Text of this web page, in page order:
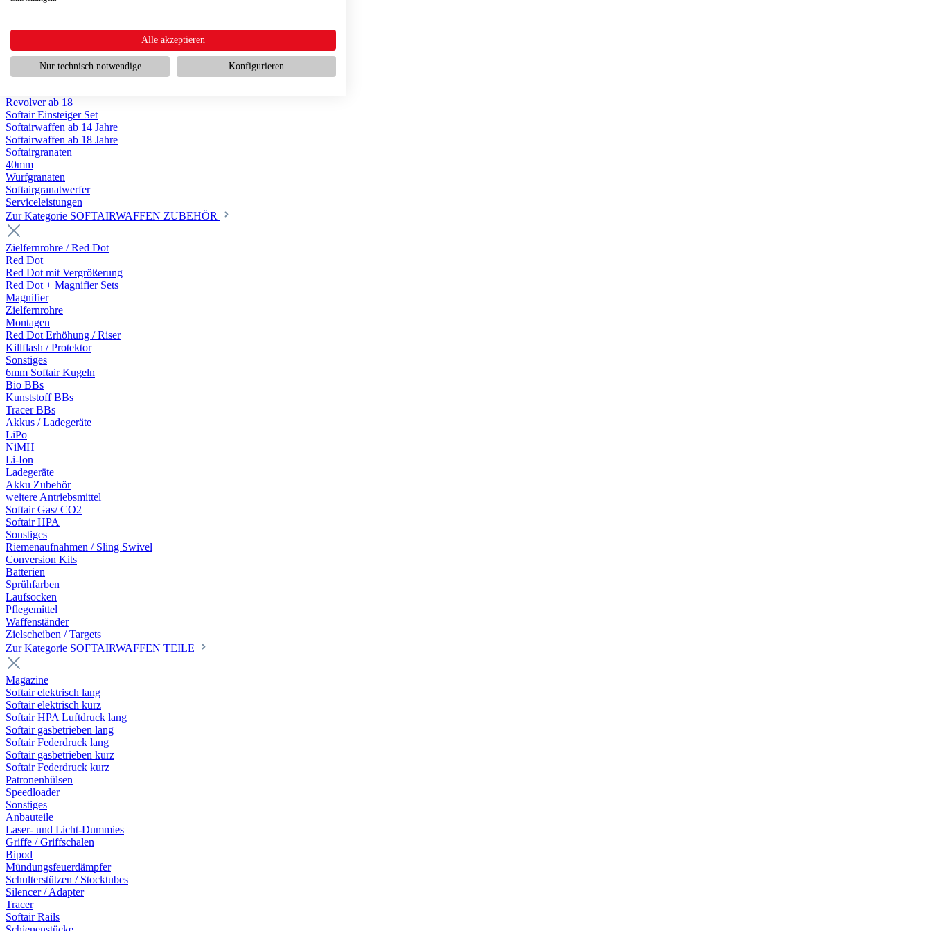
Scharfschützengewehr ab 18
Softair Pistolen
Softair Pistolen elektrisch ab 14
Softair Pistolen Federdruck ab 14
Softair Pistolen HPA Luftdruck ab 18
Revolver ab 18
Softair Einsteiger Set
Softairwaffen ab 14 Jahre
Softairwaffen ab 18 Jahre
Softairgranaten
40mm
Wurfgranaten
Softairgranatwerfer
Serviceleistungen
Zur Kategorie SOFTAIRWAFFEN ZUBEHÖR
Zielfernrohre / Red Dot
Red Dot
Red Dot mit Vergrößerung
Red Dot + Magnifier Sets
Magnifier
Zielfernrohre
Montagen
Red Dot Erhöhung / Riser
Killflash / Protektor
Sonstiges
6mm Softair Kugeln
Bio BBs
Kunststoff BBs
Tracer BBs
Akkus / Ladegeräte
LiPo
NiMH
Li-Ion
Ladegeräte
Akku Zubehör
weitere Antriebsmittel
Softair Gas/ CO2
Softair HPA
Sonstiges
Riemenaufnahmen / Sling Swivel
Conversion Kits
Batterien
Sprühfarben
Laufsocken
Pflegemittel
Waffenständer
Zielscheiben / Targets
Zur Kategorie SOFTAIRWAFFEN TEILE
Magazine
Softair elektrisch lang
Softair elektrisch kurz
Softair HPA Luftdruck lang
Softair gasbetrieben lang
Softair Federdruck lang
Softair gasbetrieben kurz
Softair Federdruck kurz
Patronenhülsen
Speedloader
Sonstiges
Anbauteile
Laser- und Licht-Dummies
Griffe / Griffschalen
Bipod
Mündungsfeuerdämpfer
Schulterstützen / Stocktubes
Silencer / Adapter
Tracer
Softair Rails
Alle akzeptieren
Nur technisch notwendige Konfigurieren